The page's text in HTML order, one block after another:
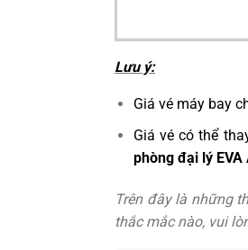
Lưu ý:
Giá vé máy bay
Giá vé có thể
phòng đại lý EVA
Trên đây là những
thắc mắc nào, vui